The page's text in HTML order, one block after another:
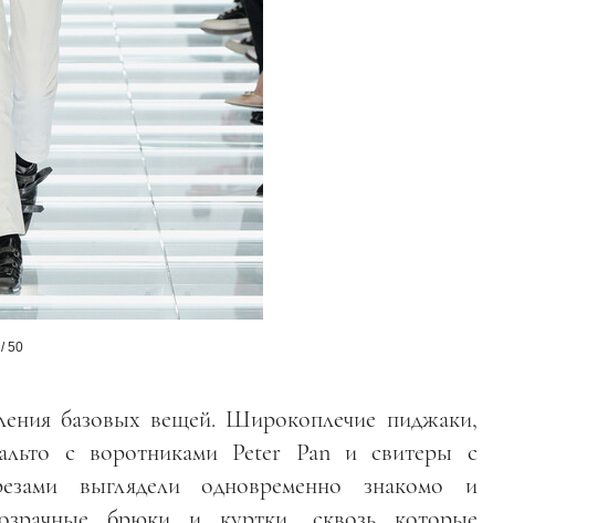
50
базовых вещей. Широкоплечие пиджаки,
с воротниками Peter Pan и свитеры с
выглядели одновременно знакомо и